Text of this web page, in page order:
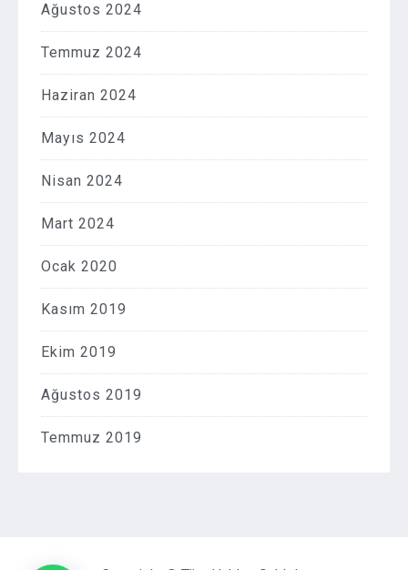
Ağustos 2024
Temmuz 2024
Haziran 2024
Mayıs 2024
Nisan 2024
Mart 2024
Ocak 2020
Kasım 2019
Ekim 2019
Ağustos 2019
Temmuz 2019